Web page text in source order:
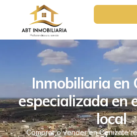
Inmobiliaria en
especializada en
local
Comprar o vender en Cenizate